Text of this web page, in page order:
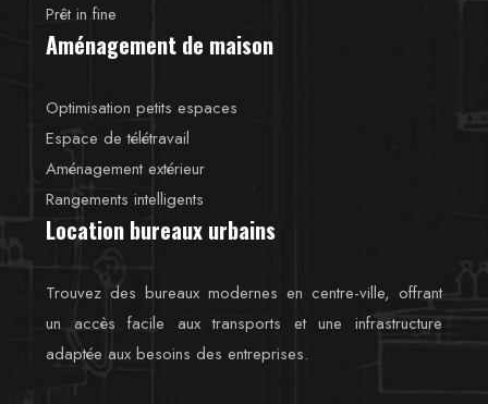
Prêt in fine
Aménagement de maison
Optimisation petits espaces
Espace de télétravail
Aménagement extérieur
Rangements intelligents
Location bureaux urbains
Trouvez des bureaux modernes en centre-ville, offrant
un accès facile aux transports et une infrastructure
adaptée aux besoins des entreprises.